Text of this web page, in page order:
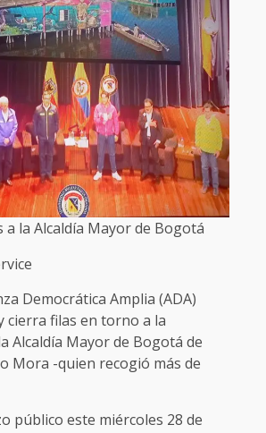
a la Alcaldía Mayor de Bogotá
Democrática Amplia (ADA)
cierra filas en torno a la
Alcaldía Mayor de Bogotá de
Mora -quien recogió más de
público este miércoles 28 de